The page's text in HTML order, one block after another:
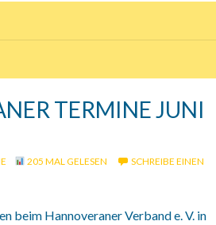
TERMINE JUNI
205 MAL GELESEN
SCHREIBE EINEN
beim Hannoveraner Verband e. V. in